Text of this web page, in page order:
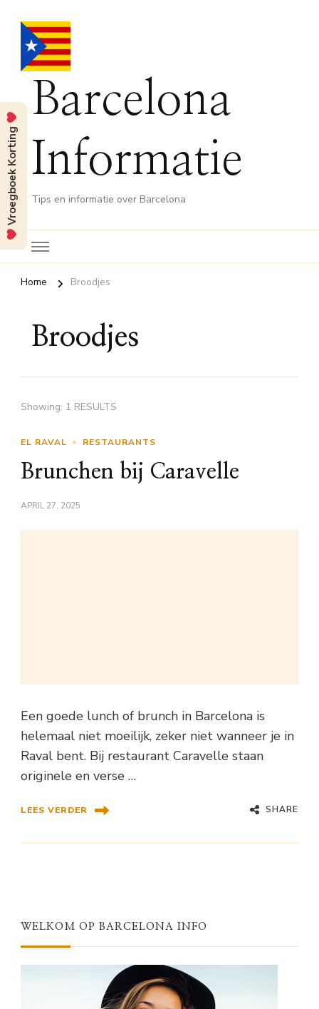
Barcelona
Informatie
Tips en informatie over Barcelona
Home Broodjes
Broodjes
Showing: 1 RESULTS
EL RAVAL RESTAURANTS
Brunchen bij Caravelle
APRIL 27, 2025
Een goede lunch of brunch in Barcelona is
helemaal niet moeilijk, zeker niet wanneer je in
Raval bent. Bij restaurant Caravelle staan
originele en verse …
LEES VERDER SHARE
WELKOM OP BARCELONA INFO
Vroegboek Korting